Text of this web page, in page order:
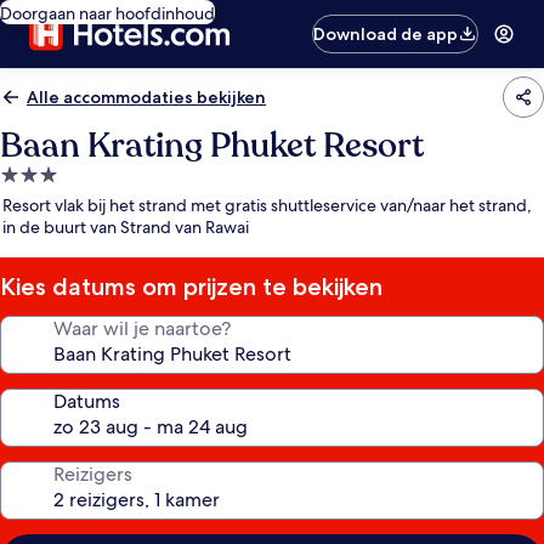
Doorgaan naar hoofdinhoud
Download de app
Alle accommodaties bekijken
Baan Krating Phuket Resort
3.0-
sterrenaccommodatie
Resort vlak bij het strand met gratis shuttleservice van/naar het strand,
in de buurt van Strand van Rawai
Kies datums om prijzen te bekijken
Waar wil je naartoe?
Datums
Reizigers